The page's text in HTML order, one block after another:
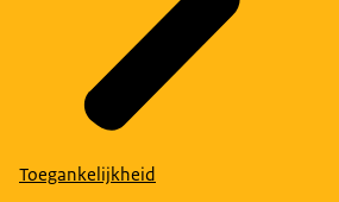
Toegankelijkheid